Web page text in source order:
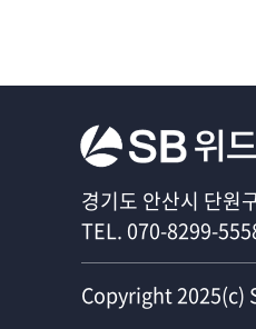
경기도 안산시 단원
TEL. 070-8299-
Copyright 2025(c)